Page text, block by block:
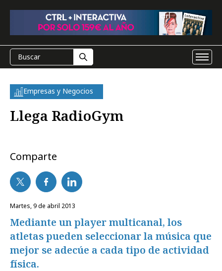
Empresas y Negocios
Llega RadioGym
Comparte
martes, 9 de abril 2013
Mediante un player multicanal, los
atletas pueden seleccionar la música que
mejor se adecúe a cada tipo de actividad
física.